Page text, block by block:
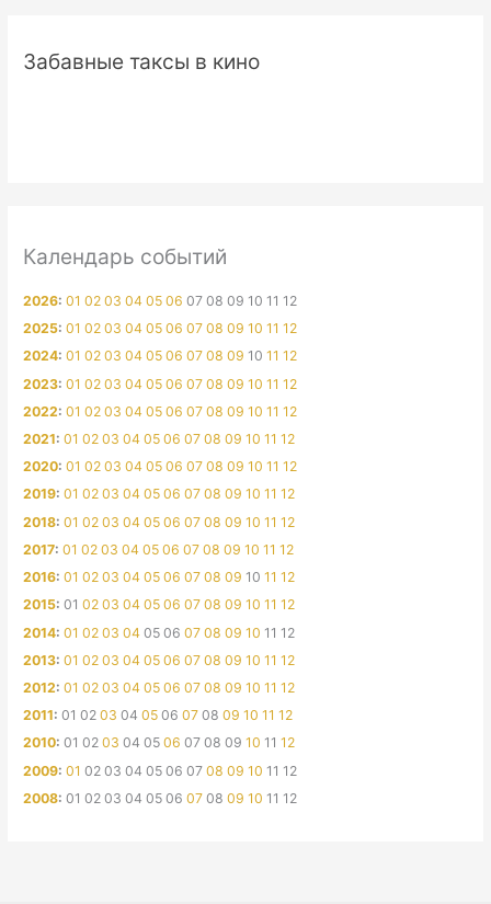
Забавные таксы в кино
Календарь событий
2026:01 02 03 04 05 06 07 08 09 10 11 12
2025:01 02 03 04 05 06 07 08 09 10 11 12
2024:01 02 03 04 05 06 07 08 09 10 11 12
2023:01 02 03 04 05 06 07 08 09 10 11 12
2022:01 02 03 04 05 06 07 08 09 10 11 12
2021:01 02 03 04 05 06 07 08 09 10 11 12
2020:01 02 03 04 05 06 07 08 09 10 11 12
2019:01 02 03 04 05 06 07 08 09 10 11 12
2018:01 02 03 04 05 06 07 08 09 10 11 12
2017:01 02 03 04 05 06 07 08 09 10 11 12
2016:01 02 03 04 05 06 07 08 09 10 11 12
2015:01 02 03 04 05 06 07 08 09 10 11 12
2014:01 02 03 04 05 06 07 08 09 10 11 12
2013:01 02 03 04 05 06 07 08 09 10 11 12
2012:01 02 03 04 05 06 07 08 09 10 11 12
2011:01 02 03 04 05 06 07 08 09 10 11 12
2010:01 02 03 04 05 06 07 08 09 10 11 12
2009:01 02 03 04 05 06 07 08 09 10 11 12
2008:01 02 03 04 05 06 07 08 09 10 11 12